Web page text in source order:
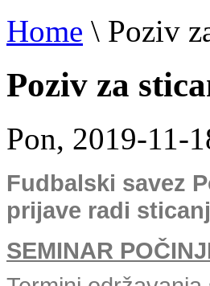
Home \ Poziv
Poziv za
Pon, 2019-11-
Fudbalski savez
prijave radi
SEMINAR